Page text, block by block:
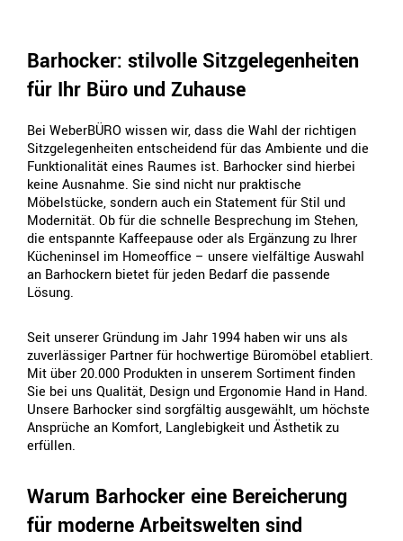
Barhocker: stilvolle Sitzgelegenheiten
für Ihr Büro und Zuhause
Bei WeberBÜRO wissen wir, dass die Wahl der richtigen
Sitzgelegenheiten entscheidend für das Ambiente und die
Funktionalität eines Raumes ist. Barhocker sind hierbei
keine Ausnahme. Sie sind nicht nur praktische
Möbelstücke, sondern auch ein Statement für Stil und
Modernität. Ob für die schnelle Besprechung im Stehen,
die entspannte Kaffeepause oder als Ergänzung zu Ihrer
Kücheninsel im Homeoffice – unsere vielfältige Auswahl
an Barhockern bietet für jeden Bedarf die passende
Lösung.
Seit unserer Gründung im Jahr 1994 haben wir uns als
zuverlässiger Partner für hochwertige Büromöbel etabliert.
Mit über 20.000 Produkten in unserem Sortiment finden
Sie bei uns Qualität, Design und Ergonomie Hand in Hand.
Unsere Barhocker sind sorgfältig ausgewählt, um höchste
Ansprüche an Komfort, Langlebigkeit und Ästhetik zu
erfüllen.
Warum Barhocker eine Bereicherung
für moderne Arbeitswelten sind